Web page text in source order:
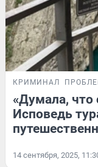
КРИМИНАЛ
«Думала, что
Исповедь
14 сентября, 2025,